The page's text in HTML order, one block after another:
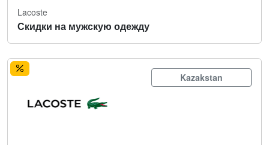
Lacoste
Скидки на мужскую одежду
Kazakstan